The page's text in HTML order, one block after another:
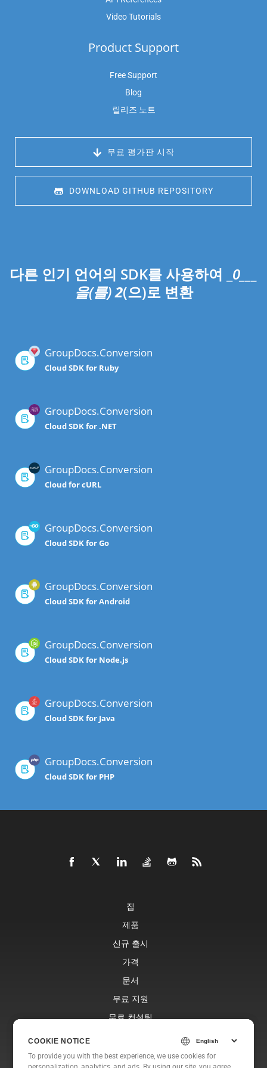
Video Tutorials
Product Support
Free Support
Blog
릴리즈 노트
무료 평가판 시작
DOWNLOAD GITHUB REPOSITORY
다른 인기 언어의 SDK를 사용하여 _ 0___
을(를)2(으)로 변환
GroupDocs.Conversion
Cloud SDK for Ruby
GroupDocs.Conversion
Cloud SDK for .NET
GroupDocs.Conversion
Cloud for cURL
GroupDocs.Conversion
Cloud SDK for Go
GroupDocs.Conversion
Cloud SDK for Android
GroupDocs.Conversion
Cloud SDK for Node.js
GroupDocs.Conversion
Cloud SDK for Java
GroupDocs.Conversion
Cloud SDK for PHP
COOKIE NOTICE
To provide you with the best experience, we use cookies for
집
제품
신규 출시
가격
문서
무료 지원
무료 컨설팅
웹사이트
COOKIE NOTICE
To provide you with the best experience, we use cookies for